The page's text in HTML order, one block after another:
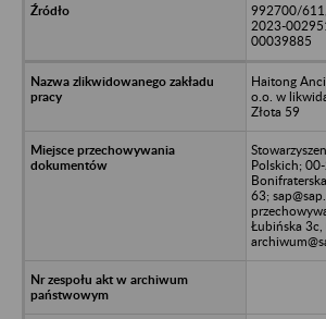
992700/
2023-
00039885
Haitong
o.o. w
Złota 59
Polskich;
63;
Łubińska 3c,